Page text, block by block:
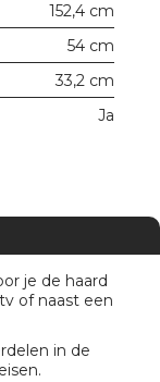
je de haard
of naast een
in de
152,4 cm
54 cm
33,2 cm
Ja
Ja
Ja